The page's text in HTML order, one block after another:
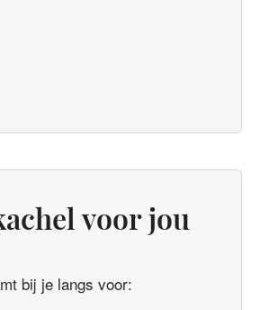
voor jou
bij je langs voor: